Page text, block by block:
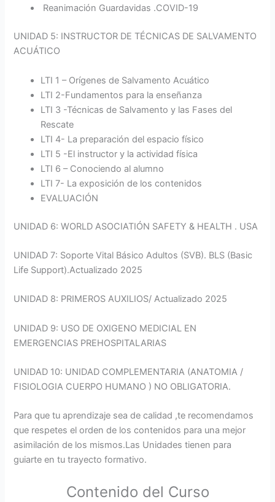
Reanimación Guardavidas .COVID-19
UNIDAD 5: INSTRUCTOR DE TÉCNICAS DE SALVAMENTO
ACUÁTICO
LTI 1 – Orígenes de Salvamento Acuático
LTI 2-Fundamentos para la enseñanza
LTI 3 -Técnicas de Salvamento y las Fases del
Rescate
LTI 4- La preparación del espacio físico
LTI 5 -El instructor y la actividad física
LTI 6 – Conociendo al alumno
LTI 7- La exposición de los contenidos
EVALUACIÓN
UNIDAD 6: WORLD ASOCIATIÓN SAFETY & HEALTH . USA
UNIDAD 7: Soporte Vital Básico Adultos (SVB). BLS (Basic
Life Support).Actualizado 2025
UNIDAD 8: PRIMEROS AUXILIOS/ Actualizado 2025
UNIDAD 9: USO DE OXIGENO MEDICIAL EN
EMERGENCIAS PREHOSPITALARIAS
UNIDAD 10: UNIDAD COMPLEMENTARIA (ANATOMIA /
FISIOLOGIA CUERPO HUMANO ) NO OBLIGATORIA.
Para que tu aprendizaje sea de calidad ,te recomendamos
que respetes el orden de los contenidos para una mejor
asimilación de los mismos.Las Unidades tienen para
guiarte en tu trayecto formativo.
Contenido del Curso